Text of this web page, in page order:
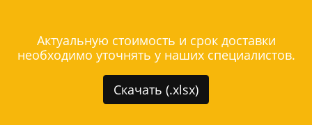
Актуальную стоимость и срок доставки
необходимо уточнять у наших специалистов.
Скачать (.xlsx)